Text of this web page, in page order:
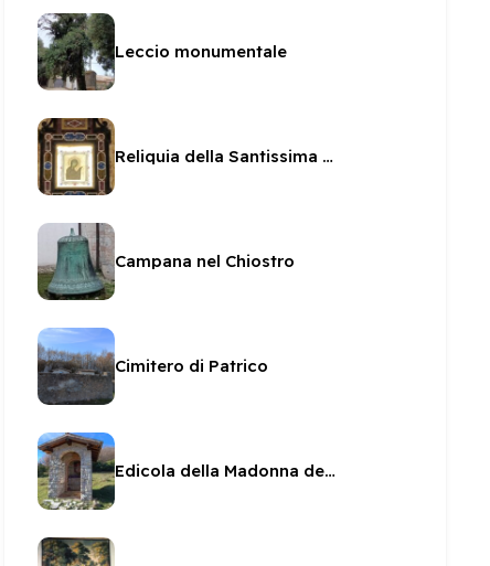
Leccio monumentale
Reliquia della Santissima Icona
Campana nel Chiostro
Cimitero di Patrico
Edicola della Madonna della Quercia